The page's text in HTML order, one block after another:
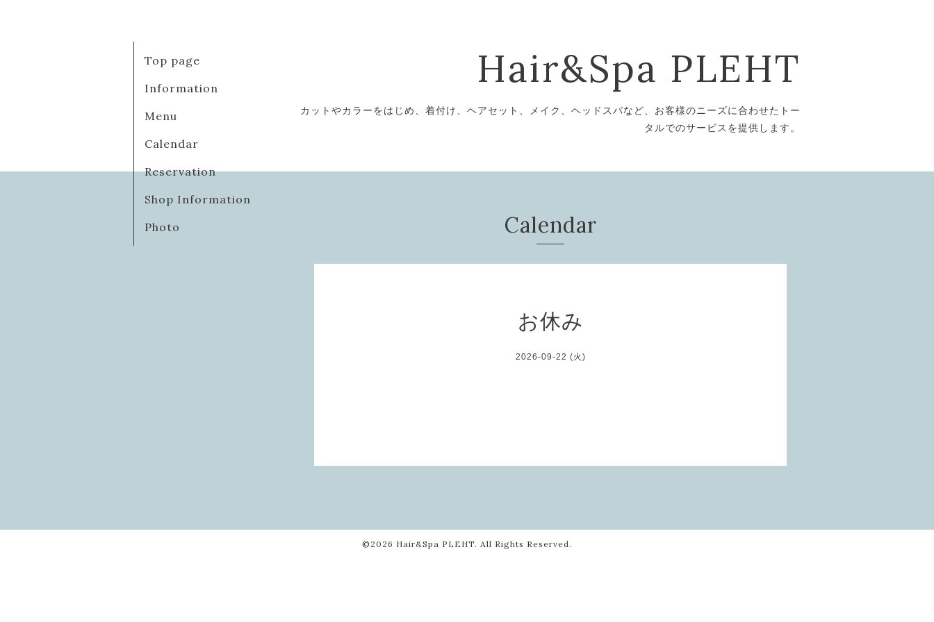
Hair&Spa PLEHT
カットやカラーをはじめ、着付け、ヘアセット、メイク、ヘッドスパなど、お客様のニーズに合わせたトー
タルでのサービスを提供します。
Top page
Information
Menu
Calendar
Reservation
Shop Information
Photo
Calendar
お休み
2026-09-22 (火)
©2026 Hair&Spa PLEHT. All Rights Reserved.